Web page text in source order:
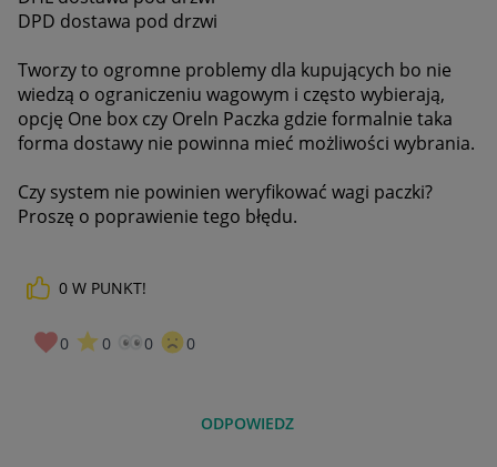
DPD dostawa pod drzwi
Tworzy to ogromne problemy dla kupujących bo nie
wiedzą o ograniczeniu wagowym i często wybierają,
opcję One box czy Oreln Paczka gdzie formalnie taka
forma dostawy nie powinna mieć możliwości wybrania.
Czy system nie powinien weryfikować wagi paczki?
Proszę o poprawienie tego błędu.
0 W PUNKT!
0 0 0 0
ODPOWIEDZ